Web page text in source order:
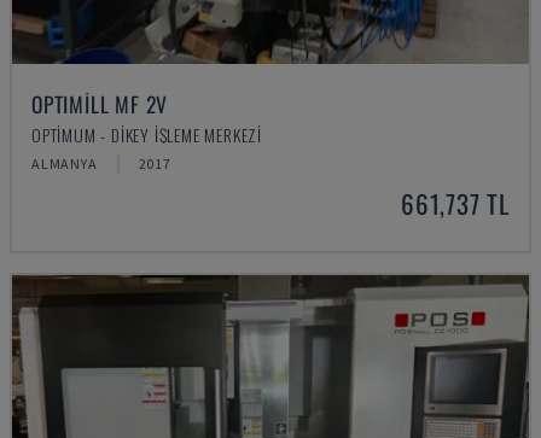
OPTIMILL MF 2V
OPTIMUM - DIKEY İŞLEME MERKEZI
ALMANYA 2017
661,737 TL